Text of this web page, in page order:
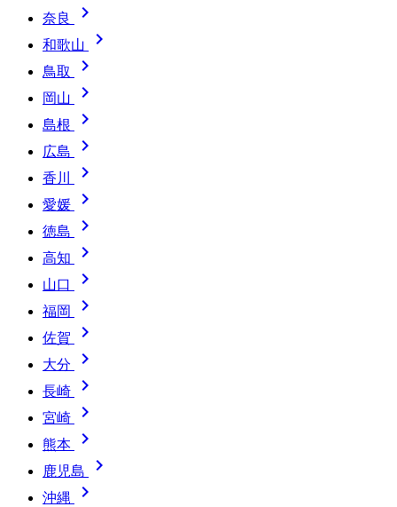
奈良 
和歌山 
鳥取 
岡山 
島根 
広島 
香川 
愛媛 
徳島 
高知 
山口 
福岡 
佐賀 
大分 
長崎 
宮崎 
熊本 
鹿児島 
沖縄
